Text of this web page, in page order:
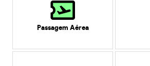
Passagem Aérea